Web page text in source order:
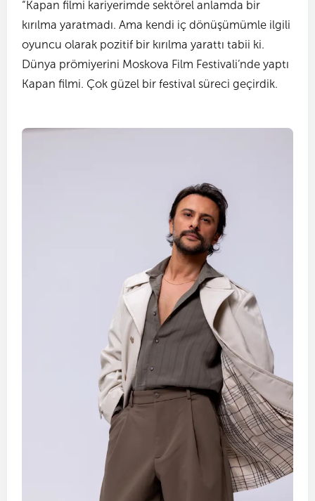
“Kapan filmi kariyerimde sektörel anlamda bir
kırılma yaratmadı. Ama kendi iç dönüşümümle ilgili
oyuncu olarak pozitif bir kırılma yarattı tabii ki.
Dünya prömiyerini Moskova Film Festivali’nde yaptı
Kapan filmi. Çok güzel bir festival süreci geçirdik.